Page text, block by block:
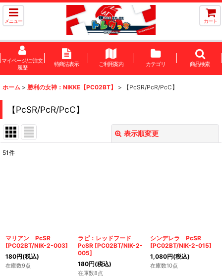
メニュー カート
マイページ/ご注文
履歴
特商法表示 ご利用案内 カテゴリ 商品検索
ホーム > 勝利の女神：NIKKE【PC02BT】 > 【PcSR/PcR/PcC】
【PcSR/PcR/PcC】
表示順変更
絞り込む
51件
マリアン PcSR
[PC02BT/NIK-2-003]
180円(税込)
在庫数9点
ラピ：レッドフード
PcSR [PC02BT/NIK-2-
005]
180円(税込)
在庫数8点
シンデレラ PcSR
[PC02BT/NIK-2-015]
1,080円(税込)
在庫数10点